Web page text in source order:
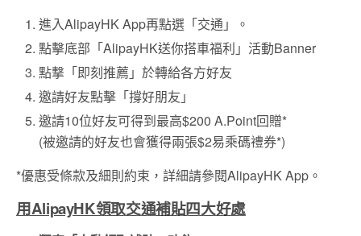
進入AlipayHK App再點選「交通」。
點擊底部「AlipayHK送你搭車福利」活動Banner
點撃「即刻推薦」於轉給各方好友
邀請好友點擊「撐好朋友」
邀請10位好友可得到最高$200 A.Point回贈*
(被邀請的好友也會獲得兩張$2易乘碼禮券*)
*優惠受條款及細則約束，詳細請參閱AlipayHK App。
用AlipayHK領取交通補貼四大好處